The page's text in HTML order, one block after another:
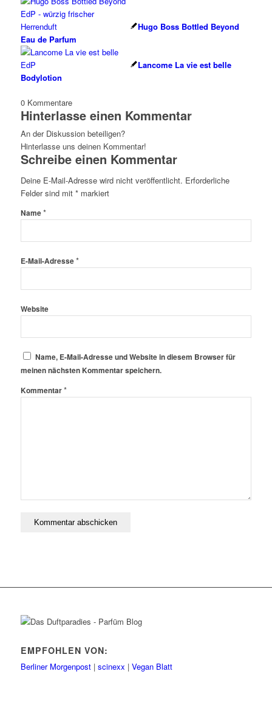
Hugo Boss Bottled Beyond
Eau de Parfum
Lancome La vie est belle
Bodylotion
0 Kommentare
Hinterlasse einen Kommentar
An der Diskussion beteiligen?
Hinterlasse uns deinen Kommentar!
Schreibe einen Kommentar
Deine E-Mail-Adresse wird nicht veröffentlicht. Erforderliche
Felder sind mit *markiert
Name*
E-Mail-Adresse*
Website
Name, E-Mail-Adresse und Website in diesem Browser für
meinen nächsten Kommentar speichern.
Kommentar*
EMPFOHLEN VON:
Berliner Morgenpost | scinexx | Vegan Blatt